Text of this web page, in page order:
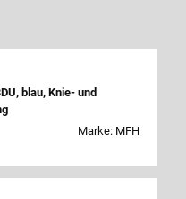
blau, Knie- und
Marke: MFH